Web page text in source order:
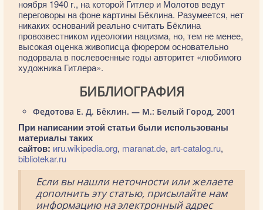
ноября 1940 г., на которой Гитлер и Молотов ведут
переговоры на фоне картины Бёклина. Разумеется, нет
никаких оснований реально считать Бёклина
провозвестником идеологии нацизма, но, тем не менее,
высокая оценка живописца фюрером основательно
подорвала в послевоенные годы авторитет «любимого
художника Гитлера».
БИБЛИОГРАФИЯ
Федотова Е. Д. Бёклин. — М.: Белый Город, 2001
При написании этой статьи были использованы
материалы таких
сайтов: иru.wikipedia.org, maranat.de, art-catalog.ru,
bibliotekar.ru
Если вы нашли неточности или желаете
дополнить эту статью, присылайте нам
информацию на электронный адрес